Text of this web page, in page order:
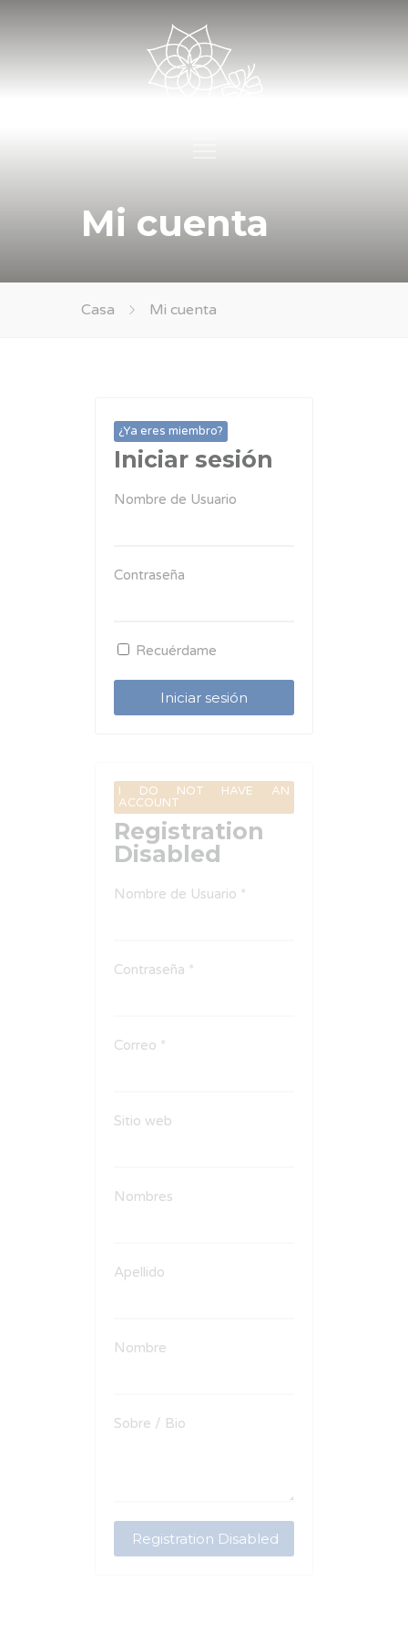
Mi cuenta
Casa Mi cuenta
¿Ya eres miembro?
Iniciar sesión
Nombre de Usuario
Contraseña
Recuérdame
I DO NOT HAVE AN
ACCOUNT
Registration
Disabled
Nombre de Usuario *
Contraseña *
Correo *
Sitio web
Nombres
Apellido
Nombre
Sobre / Bio